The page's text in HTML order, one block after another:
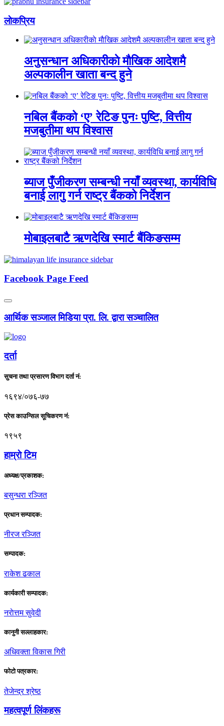
लाेकप्रिय
अनुसन्धान अधिकारीकाे माैखिक आदेशमै
अल्पकालीन खाता बन्द हुने
नबिल बैंकको ‘ए’ रेटिङ पुनः पुष्टि, वित्तीय
मजबुतीमा थप विश्वास
ब्याज पुँजीकरण सम्बन्धी नयाँ व्यवस्था, कार्यविधि
बनाई लागु गर्न राष्ट्र बैंकको निर्देशन
मोबाइलबाटै ऋणदेखि स्मार्ट बैंकिङसम्म
Facebook Page Feed
आर्थिक सञ्जाल मिडिया प्रा. लि. द्वारा सञ्चालित
दर्ता
सुचना तथा प्रसारण विभाग दर्ता नं:
१६९४/०७६-७७
प्रेस काउन्सिल सूचिकरण नं:
१९५९
हाम्राे टिम
अध्यक्ष/प्रकाशक:
बसुन्धरा रञ्जित
प्रधान सम्पादक:
नीरज रञ्जित
सम्पादक:
राकेश ढकाल
कार्यकारी सम्पादक:
नराेत्तम सुवेदी
कानुनी सल्लाहकार:
अधिवक्ता विकास गिरी
फाेटाे पत्रकार:
तेजेन्द्र श्रेष्ठ
महत्वपूर्ण लिंकहरू